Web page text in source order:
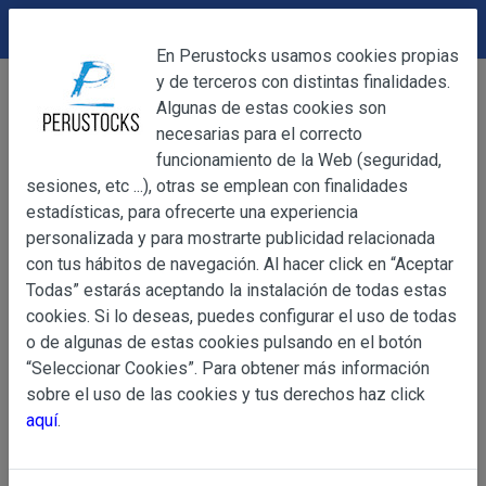
Bebidas
Refrescos carbonatados
Golden Kolita 330ml
OBJETO
Información
Básica
sobre
de Datos
OBJETO
Las presentes Condiciones Generales regulan la
web www.perustocks.es, del que es titular ALBERT
YACARINE (en adelante, PERUSTOCKS).
La adquisición de cualesquiera de los productos
DEVOLUCIONES
En Perustocks usamos cookies propias
y de terceros con distintas finalidades.
Algunas de estas cookies son
necesarias para el correcto
funcionamiento de la Web (seguridad,
sesiones, etc ...), otras se emplean con finalidades
estadísticas, para ofrecerte una experiencia
personalizada y para mostrarte publicidad relacionada
con tus hábitos de navegación. Al hacer click en “Aceptar
Todas” estarás aceptando la instalación de todas estas
cookies. Si lo deseas, puedes configurar el uso de todas
o de algunas de estas cookies pulsando en el botón
“Seleccionar Cookies”. Para obtener más información
sobre el uso de las cookies y tus derechos haz click
aquí.